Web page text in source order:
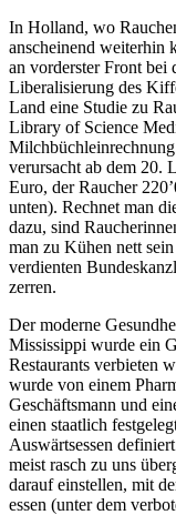
In Holland, wo
anscheinend weiterhin
an vorderster Front bei
Liberalisierung des
Land eine Studie zu
Library of Science
verursacht ab dem 20.
Euro, der Raucher
unten). Rechnet man
dazu, sind
man zu Kühen nett
verdienten
zerren.
Der moderne
Mississippi wurde ein
Restaurants verbieten
wurde von einem
Geschäftsmann und
einen staatlich
Auswärtsessen
meist rasch zu uns
darauf einstellen, mit
essen (unter dem